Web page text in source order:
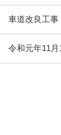
車道改良工事
令和元年11月